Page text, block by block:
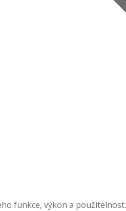
funkce, výkon a použitelnost.